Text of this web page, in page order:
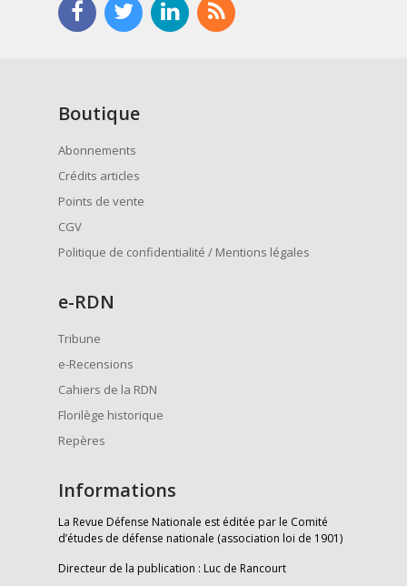
Boutique
Abonnements
Crédits articles
Points de vente
CGV
Politique de confidentialité / Mentions légales
e-RDN
Tribune
e-Recensions
Cahiers de la RDN
Florilège historique
Repères
Informations
La Revue Défense Nationale est éditée par le Comité
d’études de défense nationale (association loi de 1901)
Directeur de la publication : Luc de Rancourt